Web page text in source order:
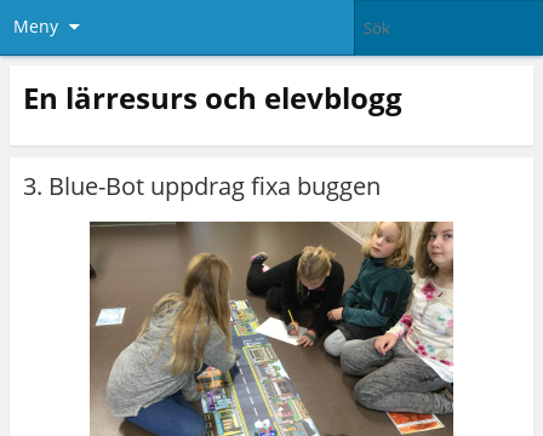
Meny
En lärresurs och elevblogg
3. Blue-Bot uppdrag fixa buggen